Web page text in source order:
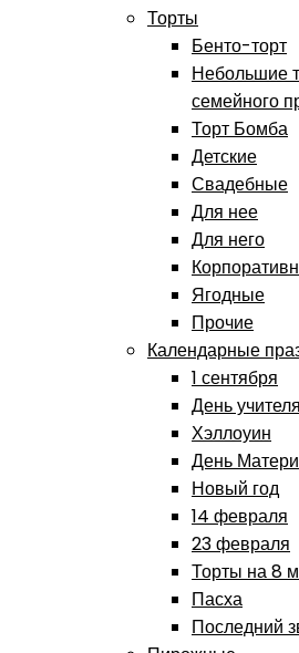
Торты
Бенто-торт
Небольшие
семейного
Торт Бомба
Детские
Свадебные
Для нее
Для него
Ягодные
Прочие
Календарные
1 сентября
День
Хэллоуин
День Матери
Новый год
14 февраля
23 февраля
Торты на 8
Пасха
Последний